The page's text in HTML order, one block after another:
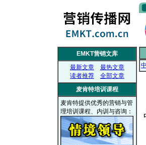
EMKT营销文库
最新文章
最热文章
读者推荐
全部文章
麦肯特培训课程
麦肯特提供优秀的营销与管
理培训课程、内训与咨询：